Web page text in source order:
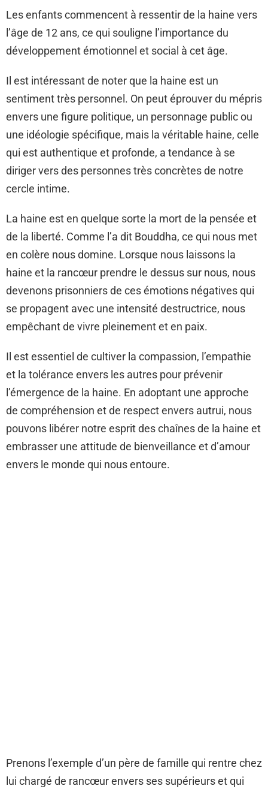
Les enfants commencent à ressentir de la haine vers
l’âge de 12 ans, ce qui souligne l’importance du
développement émotionnel et social à cet âge.
Il est intéressant de noter que la haine est un
sentiment très personnel. On peut éprouver du mépris
envers une figure politique, un personnage public ou
une idéologie spécifique, mais la véritable haine, celle
qui est authentique et profonde, a tendance à se
diriger vers des personnes très concrètes de notre
cercle intime.
La haine est en quelque sorte la mort de la pensée et
de la liberté. Comme l’a dit Bouddha, ce qui nous met
en colère nous domine. Lorsque nous laissons la
haine et la rancœur prendre le dessus sur nous, nous
devenons prisonniers de ces émotions négatives qui
se propagent avec une intensité destructrice, nous
empêchant de vivre pleinement et en paix.
Il est essentiel de cultiver la compassion, l’empathie
et la tolérance envers les autres pour prévenir
l’émergence de la haine. En adoptant une approche
de compréhension et de respect envers autrui, nous
pouvons libérer notre esprit des chaînes de la haine et
embrasser une attitude de bienveillance et d’amour
envers le monde qui nous entoure.
Prenons l’exemple d’un père de famille qui rentre chez
lui chargé de rancœur envers ses supérieurs et qui